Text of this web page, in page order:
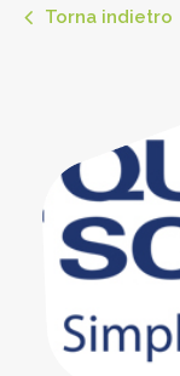
Torna indietro